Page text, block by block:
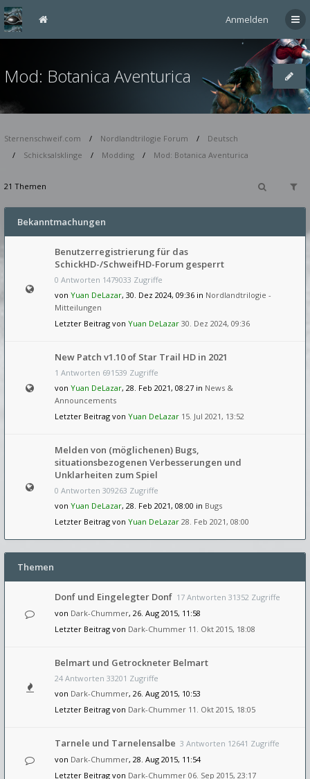
Anmelden
Mod: Botanica Aventurica
Sternenschweif.com Nordlandtrilogie Forum
Deutsch
Schicksalsklinge
Modding Mod: Botanica Aventurica
21 Themen
Bekanntmachungen
Benutzerregistrierung für das
SchickHD-/SchweifHD-Forum gesperrt
0 Antworten 1479033 Zugriffe
von Yuan DeLazar, 30. Dez 2024, 09:36 in Nordlandtrilogie -
Mitteilungen
Letzter Beitrag von Yuan DeLazar 30. Dez 2024, 09:36
New Patch v1.10 of Star Trail HD in 2021
1 Antworten 691539 Zugriffe
von Yuan DeLazar, 28. Feb 2021, 08:27 in News &
Announcements
Letzter Beitrag von Yuan DeLazar 15. Jul 2021, 13:52
Melden von (möglichenen) Bugs,
situationsbezogenen Verbesserungen und
Unklarheiten zum Spiel
0 Antworten 309263 Zugriffe
von Yuan DeLazar, 28. Feb 2021, 08:00 in Bugs
Letzter Beitrag von Yuan DeLazar 28. Feb 2021, 08:00
Themen
Donf und Eingelegter Donf 17 Antworten 31352 Zugriffe
von Dark-Chummer, 26. Aug 2015, 11:58
Letzter Beitrag von Dark-Chummer 11. Okt 2015, 18:08
Belmart und Getrockneter Belmart
24 Antworten 33201 Zugriffe
von Dark-Chummer, 26. Aug 2015, 10:53
Letzter Beitrag von Dark-Chummer 11. Okt 2015, 18:05
Tarnele und Tarnelensalbe 3 Antworten 12641 Zugriffe
von Dark-Chummer, 28. Aug 2015, 11:54
Letzter Beitrag von Dark-Chummer 06. Sep 2015, 23:17